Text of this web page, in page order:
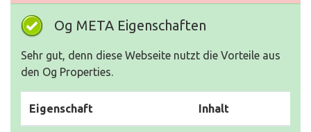
Og META Eigenschaften
Sehr gut, denn diese Webseite nutzt die Vorteile aus
den Og Properties.
Eigenschaft Inhalt